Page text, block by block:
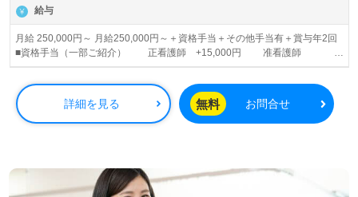
給与
月給 250,000円～ 月給250,000円～＋資格手当＋その他手当有＋賞与年2回
■資格手当（一部ご紹介） 正看護師 +15,000円 准看護師
+10,000円 ■年2回賞与あり（3.06ヶ月分：業績連動） ■昇給年1回 ■家族
手当（扶養1名につき）＋10,000円 ■住宅手当 ※条件有・地域で金額異な
る ■残業手当 ※1分単位で計算し、全額支払 ■退職金 ※上記以外も手当
有。面接時お問合せ下さい
詳細を見る 無料 お問合せ